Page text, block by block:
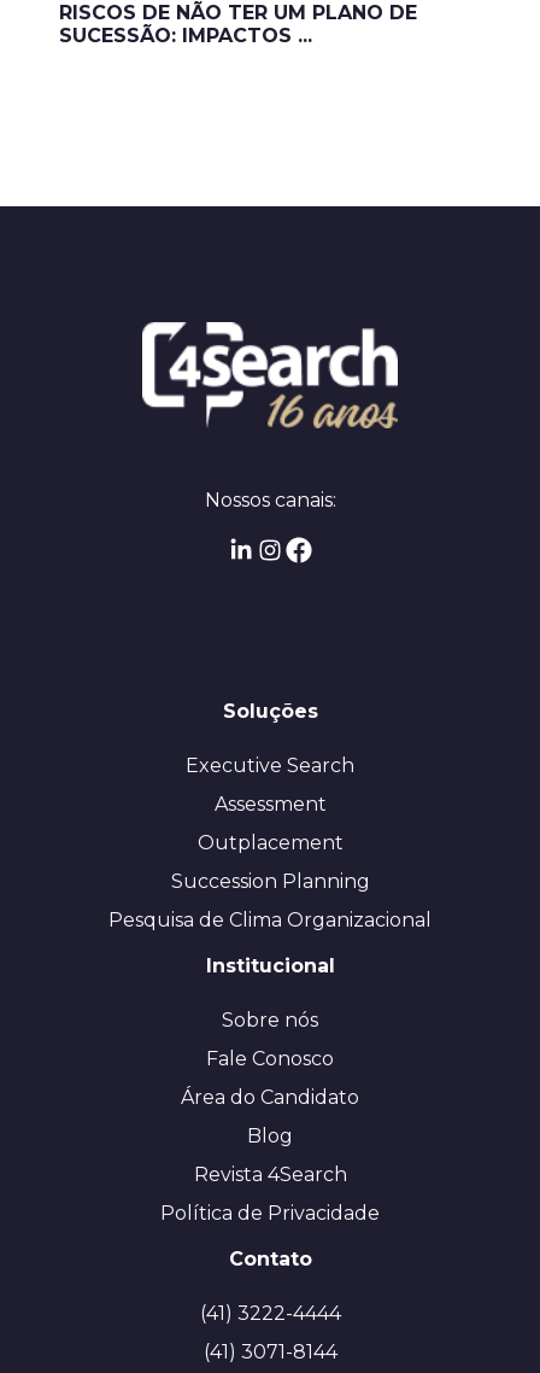
RISCOS DE NÃO TER UM PLANO DE
SUCESSÃO: IMPACTOS ...
Nossos canais:
Soluções
Executive Search
Assessment
Outplacement
Succession Planning
Pesquisa de Clima Organizacional
Institucional
Sobre nós
Fale Conosco
Área do Candidato
Blog
Revista 4Search
Política de Privacidade
Contato
(41) 3222-4444
(41) 3071-8144